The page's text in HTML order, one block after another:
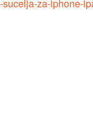
za-iphone-